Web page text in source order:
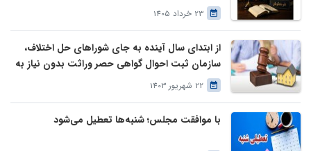
23 خرداد 1405
از ابتدای سال آینده به جای شوراهای حل اختلاف،
سازمان ثبت احوال گواهی حصر وراثت بدون نیاز به
درخواست وراث صادر خواهد کرد
22 شهریور 1403
با موافقت مجلس؛ شنبه‌ها تعطیل می‌شود